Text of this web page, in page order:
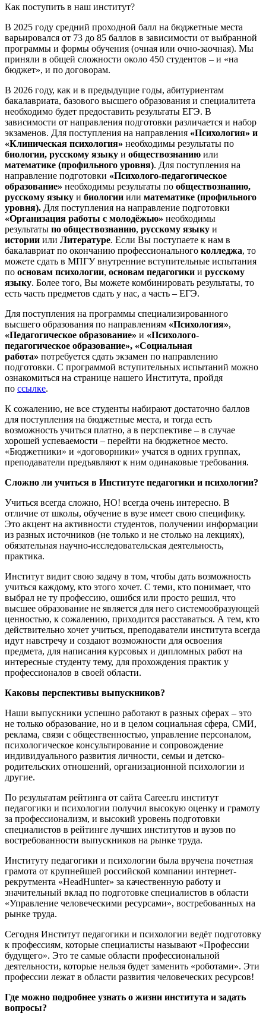
Как поступить в наш институт?
В 2025 году средний проходной балл на бюджетные места
варьировался от 73 до 85 баллов в зависимости от выбранной
программы и формы обучения (очная или очно-заочная). Мы
приняли в общей сложности около 450 студентов – и «на
бюджет», и по договорам.
В 2026 году, как и в предыдущие годы, абитуриентам
бакалавриата, базового высшего образования и специалитета
необходимо будет предоставить результаты ЕГЭ. В
зависимости от направления подготовки различается и набор
экзаменов. Для поступления на направления «Психология» и
«Клиническая психология» необходимы результаты по
биологии, русскому языку и обществознанию или
математике (профильного уровня). Для поступления на
направление подготовки «Психолого-педагогическое
образование» необходимы результаты по обществознанию,
русскому языку и биологии или математике (профильного
уровня). Для поступления на направление подготовки
«Организация работы с молодёжью» необходимы
результаты по обществознанию, русскому языку и
истории или Литературе. Если Вы поступаете к нам в
бакалавриат по окончанию профессионального колледжа, то
можете сдать в МПГУ внутренние вступительные испытания
по основам психологии, основам педагогики и русскому
языку. Более того, Вы можете комбинировать результаты, то
есть часть предметов сдать у нас, а часть – ЕГЭ.
Для поступления на программы специализированного
высшего образования по направлениям «Психология»,
«Педагогическое образование» и «Психолого-
педагогическое образование», «Социальная
работа» потребуется сдать экзамен по направлению
подготовки. С программой вступительных испытаний можно
ознакомиться на странице нашего Института, пройдя
по ссылке.
К сожалению, не все студенты набирают достаточно баллов
для поступления на бюджетные места, и тогда есть
возможность учиться платно, а в перспективе – в случае
хорошей успеваемости – перейти на бюджетное место.
«Бюджетники» и «договорники» учатся в одних группах,
преподаватели предъявляют к ним одинаковые требования.
Сложно ли учиться в Институте педагогики и психологии?
Учиться всегда сложно, НО! всегда очень интересно. В
отличие от школы, обучение в вузе имеет свою специфику.
Это акцент на активности студентов, получении информации
из разных источников (не только и не столько на лекциях),
обязательная научно-исследовательская деятельность,
практика.
Институт видит свою задачу в том, чтобы дать возможность
учиться каждому, кто этого хочет. С теми, кто понимает, что
выбрал не ту профессию, ошибся или просто решил, что
высшее образование не является для него системообразующей
ценностью, к сожалению, приходится расставаться. А тем, кто
действительно хочет учиться, преподаватели института всегда
идут навстречу и создают возможности для освоения
предмета, для написания курсовых и дипломных работ на
интересные студенту тему, для прохождения практик у
профессионалов в своей области.
Каковы перспективы выпускников?
Наши выпускники успешно работают в разных сферах – это
не только образование, но и в целом социальная сфера, СМИ,
реклама, связи с общественностью, управление персоналом,
психологическое консультирование и сопровождение
индивидуального развития личности, семьи и детско-
родительских отношений, организационной психологии и
другие.
По результатам рейтинга от сайта Career.ru институт
педагогики и психологии получил высокую оценку и грамоту
за профессионализм, и высокий уровень подготовки
специалистов в рейтинге лучших институтов и вузов по
востребованности выпускников на рынке труда.
Институту педагогики и психологии была вручена почетная
грамота от крупнейшей российской компании интернет-
рекрутмента «HeadHunter» за качественную работу и
значительный вклад по подготовке специалистов в области
«Управление человеческими ресурсами», востребованных на
рынке труда.
Сегодня Институт педагогики и психологии ведёт подготовку
к профессиям, которые специалисты называют «Профессии
будущего». Это те самые области профессиональной
деятельности, которые нельзя будет заменить «роботами». Эти
профессии лежат в области развития человеческих ресурсов!
Где можно подробнее узнать о жизни института и задать
вопросы?